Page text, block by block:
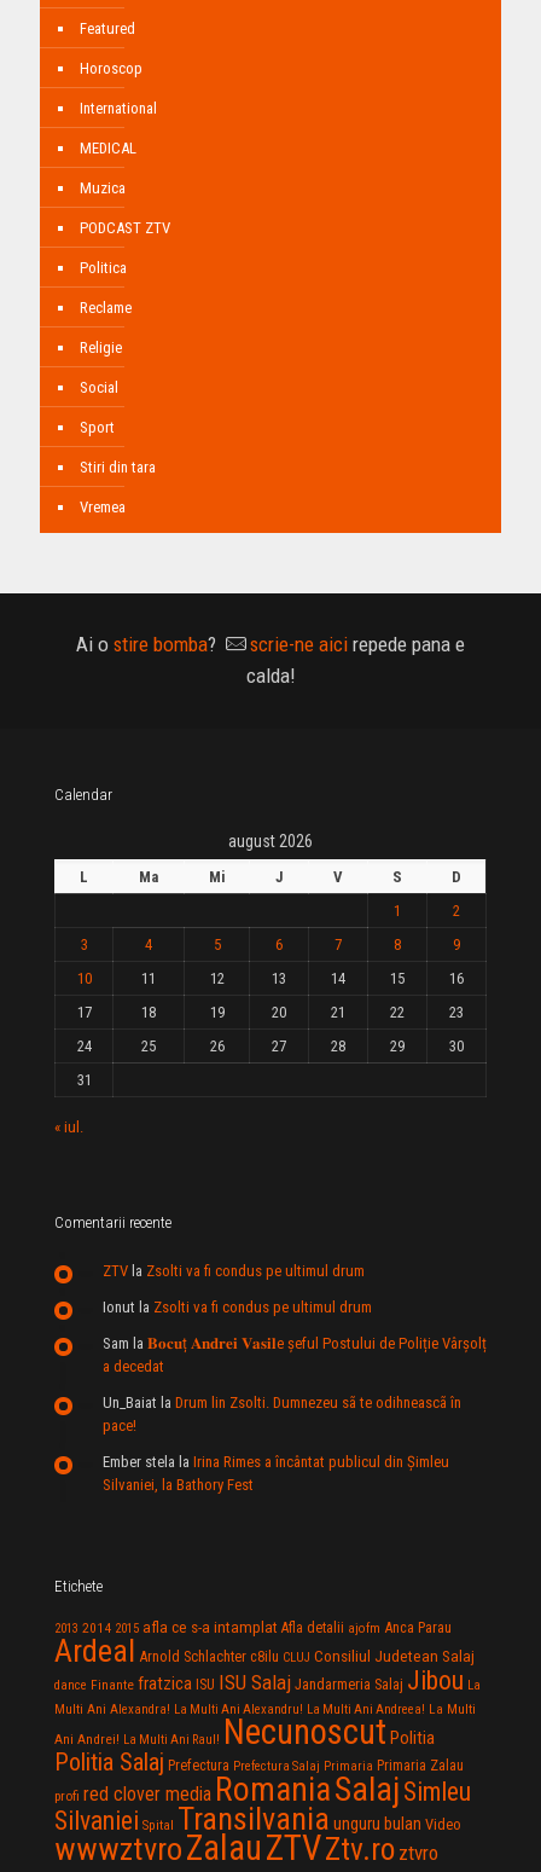
Featured
Horoscop
International
MEDICAL
Muzica
PODCAST ZTV
Politica
Reclame
Religie
Social
Sport
Stiri din tara
Vremea
Ai o stire bomba? scrie-ne aici repede pana e
calda!
Calendar
august 2026
L Ma Mi J V S
D
1
2
3
4 5 6 7 8
9
10
11 12 13 14 15
16
17
18 19 20 21 22
23
24
25 26 27 28 29
30
31
« iul.
Comentarii recente
ZTV la Zsolti va fi condus pe ultimul drum
Ionut la Zsolti va fi condus pe ultimul drum
Sam la 𝐁𝐨𝐜𝐮ț 𝐀𝐧𝐝𝐫𝐞𝐢 𝐕𝐚𝐬𝐢𝐥e şeful Postului de Poliție Vârșolț
a decedat
Un_Baiat la Drum lin Zsolti. Dumnezeu sã te odihneascã în
pace!
Ember stela la Irina Rimes a încântat publicul din Şimleu
Silvaniei, la Bathory Fest
Etichete
2013 2014 2015 afla ce s-a intamplat Afla detalii ajofm Anca Parau
Ardeal Arnold Schlachter c8ilu CLUJ Consiliul Judetean Salaj
dance Finante fratzica ISU ISU Salaj Jandarmeria Salaj Jibou La
Multi Ani Alexandra! La Multi Ani Alexandru! La Multi Ani Andreea! La Multi
Ani Andrei! La Multi Ani Raul! Necunoscut Politia
Politia Salaj Prefectura Prefectura Salaj Primaria Primaria Zalau
profi red clover media RomaniaSalaj Simleu
Silvaniei Spital Transilvania unguru bulan Video
wwwztvroZalauZTVZtv.ro ztvro